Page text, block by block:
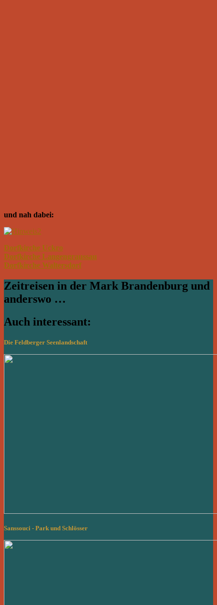
und nah dabei:
Dorfkirche Uckro
Dorfkirche Langengraussau
Dorfkirche Waltersdorf
Zeitreisen in der Mark Brandenburg und
anderswo …
Auch interessant:
Die Feldberger Seenlandschaft
Sanssouci - Park und Schlösser